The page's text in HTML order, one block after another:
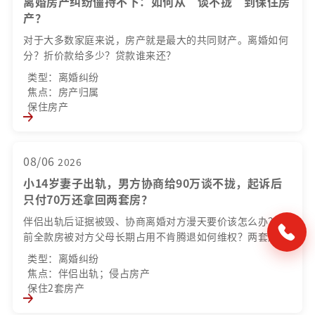
产？
对于大多数家庭来说，房产就是最大的共同财产。离婚如何
分？折价款给多少？贷款谁来还？
类型：离婚纠纷
焦点：房产归属
保住房产
08/06 2026
小14岁妻子出轨，男方协商给90万谈不拢，起诉后
只付70万还拿回两套房？
伴侣出轨后证据被毁、协商离婚对方漫天要价该怎么办？婚
前全款房被对方父母长期占用不肯腾退如何维权？两套房
产、车辆混杂共有，自行谈判反而越谈损失越大，难道只能
被动妥协？
类型：离婚纠纷
焦点：伴侣出轨；侵占房产
保住2套房产